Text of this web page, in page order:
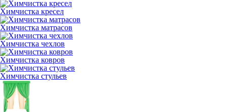
Химчистка кресел
Химчистка матрасов
Химчистка чехлов
Химчистка ковров
Химчистка стульев